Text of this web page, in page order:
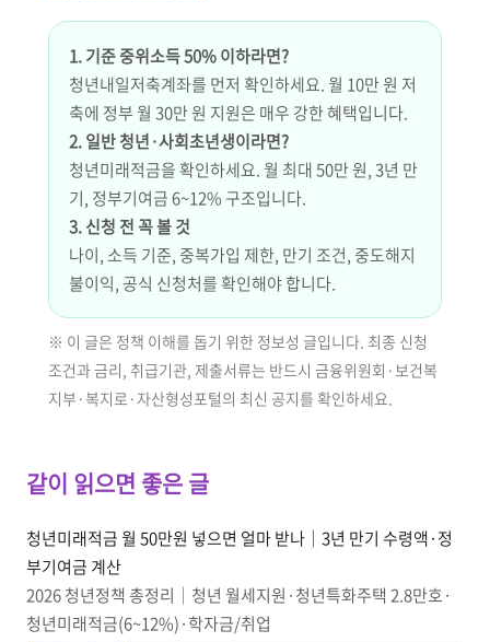
1. 기준 중위소득 50% 이하라면?
청년내일저축계좌를 먼저 확인하세요. 월 10만 원 저
축에 정부 월 30만 원 지원은 매우 강한 혜택입니다.
2. 일반 청년·사회초년생이라면?
청년미래적금을 확인하세요. 월 최대 50만 원, 3년 만
기, 정부기여금 6~12% 구조입니다.
3. 신청 전 꼭 볼 것
나이, 소득 기준, 중복가입 제한, 만기 조건, 중도해지
불이익, 공식 신청처를 확인해야 합니다.
※ 이 글은 정책 이해를 돕기 위한 정보성 글입니다. 최종 신청
조건과 금리, 취급기관, 제출서류는 반드시 금융위원회·보건복
지부·복지로·자산형성포털의 최신 공지를 확인하세요.
같이 읽으면 좋은 글
청년미래적금 월 50만원 넣으면 얼마 받나｜3년 만기 수령액·정
부기여금 계산
2026 청년정책 총정리｜청년 월세지원·청년특화주택 2.8만호·
청년미래적금(6~12%)·학자금/취업